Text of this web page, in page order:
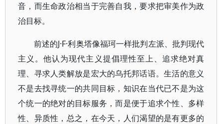
音，而生命政治相当于完善自我，要求把审美作为政
治目标。
前述的J·F·利奥塔像福珂一样批判左派、批判现代
主义。他认为现代主义提倡理性至上、追求绝对真
理、寻求人类解放是宏大的乌托邦话语。生活的意义
不是去找寻统一的共同目标，知识在当代已不是为这
个统一的绝对的目标服务，而是便于追求个性、多样
性、异质性，总之，在今天，人们渴望的是有更多的